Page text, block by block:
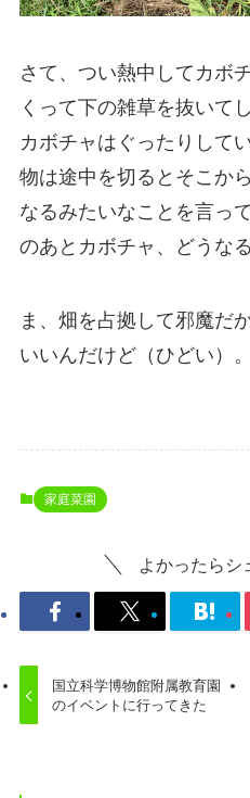
さて、つい熱中してカボ
くって下の雑草を抜いて
カボチャはぐったりして
物は途中を切るとそこか
なるみたいなことを言っ
のあとカボチャ、どうなる
ま、畑を占拠して邪魔だ
いいんだけど（ひどい）。
家庭菜園
よかったらシ
国立科学博物館附属教育園
のイベントに行ってきた